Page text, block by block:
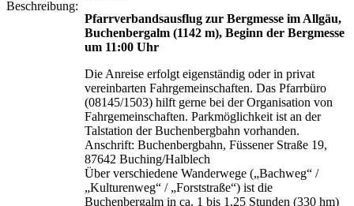
Beschreibung:
Pfarrverbandsausflug zur Bergmesse im Allgäu,
Buchenbergalm (1142 m), Beginn der Bergmesse
um 11:00 Uhr
Die Anreise erfolgt eigenständig oder in privat
vereinbarten Fahrgemeinschaften. Das Pfarrbüro
(08145/1503) hilft gerne bei der Organisation von
Fahrgemeinschaften. Parkmöglichkeit ist an der
Talstation der Buchenbergbahn vorhanden.
Anschrift: Buchenbergbahn, Füssener Straße 19,
87642 Buching/Halblech
Über verschiedene Wanderwege („Bachweg“ /
„Kulturenweg“ / „Forststraße“) ist die
Buchenbergalm in ca. 1 bis 1,25 Stunden (330 hm)